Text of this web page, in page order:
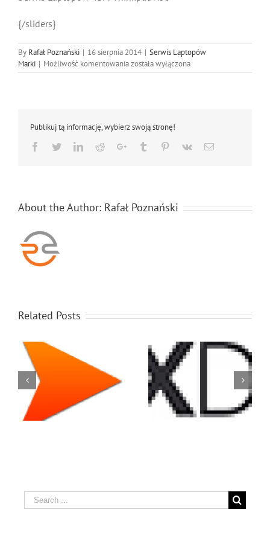
{/sliders}
By Rafał Poznański | 16 sierpnia 2014 | Serwis Laptopów
Marki | Możliwość komentowaniaIBM
Serwis
została wyłączona
Publikuj tą informację, wybierz swoją stronę!
Facebook
TwitterLinkedIn
RedditGoogle+Tumblr Pinterest
Vk Email
About the Author: Rafał Poznański
Related Posts
Maxdata Serwis
Laptopów Katowice
MSI Serwis Laptopów
Katowice
Search
for: